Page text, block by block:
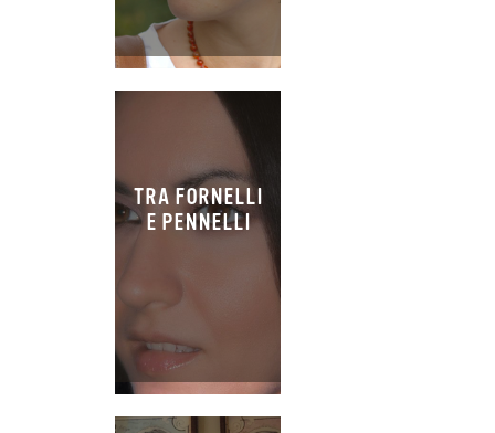
TRA FORNELLI
E PENNELLI